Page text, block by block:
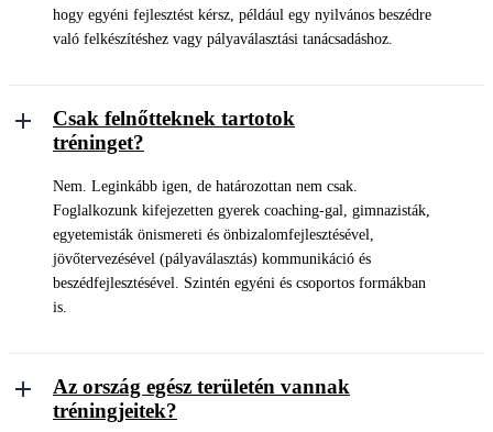
hogy egyéni fejlesztést kérsz, például egy nyilvános beszédre
való felkészítéshez vagy pályaválasztási tanácsadáshoz.
Csak felnőtteknek tartotok
tréninget?
Nem. Leginkább igen, de határozottan nem csak.
Foglalkozunk kifejezetten gyerek coaching-gal, gimnazisták,
egyetemisták önismereti és önbizalomfejlesztésével,
jövőtervezésével (pályaválasztás) kommunikáció és
beszédfejlesztésével. Szintén egyéni és csoportos formákban
is.
Az ország egész területén vannak
tréningjeitek?